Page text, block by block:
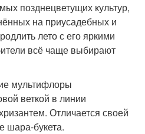
позднецветущих культур,
на приусадебных и
лето с его яркими
всё чаще выбирают
мультифлоры
веткой в линии
Отличается своей
шара-букета.